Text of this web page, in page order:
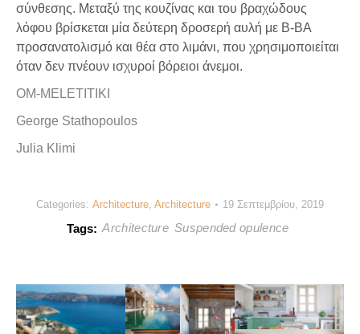
σύνθεσης. Μεταξύ της κουζίνας και του βραχώδους
λόφου βρίσκεται μία δεύτερη δροσερή αυλή με Β-ΒΑ
προσανατολισμό και θέα στο λιμάνι, που χρησιμοποιείται
όταν δεν πνέουν ισχυροί βόρειοι άνεμοι.
OM-MELETITIKI
George Stathopoulos
Julia Klimi
Categories: Architecture Architecture 19 Σεπτεμβρίου, 2019
Tags: Architecture Suspended opulence